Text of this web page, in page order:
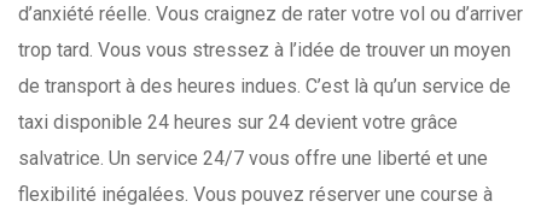
d’anxiété réelle. Vous craignez de rater votre vol ou d’arriver
trop tard. Vous vous stressez à l’idée de trouver un moyen
de transport à des heures indues. C’est là qu’un service de
taxi disponible 24 heures sur 24 devient votre grâce
salvatrice. Un service 24/7 vous offre une liberté et une
flexibilité inégalées. Vous pouvez réserver une course à